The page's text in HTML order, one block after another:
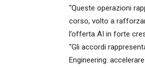
“Queste operazioni
corso, volto a
l’offerta AI in forte
“Gli accordi
Engineering: